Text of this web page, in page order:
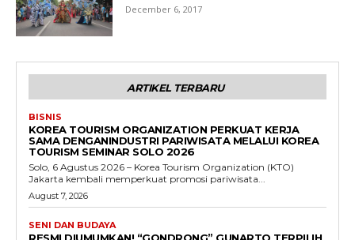
December 6, 2017
ARTIKEL TERBARU
BISNIS
KOREA TOURISM ORGANIZATION PERKUAT KERJA
SAMA DENGANINDUSTRI PARIWISATA MELALUI KOREA
TOURISM SEMINAR SOLO 2026
Solo, 6 Agustus 2026 – Korea Tourism Organization (KTO)
Jakarta kembali memperkuat promosi pariwisata...
August 7, 2026
SENI DAN BUDAYA
RESMI DIUMUMKAN! “GONDRONG” GUNARTO TERPILIH